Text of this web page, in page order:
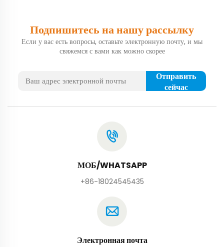
Подпишитесь на нашу рассылку
Если у вас есть вопросы, оставьте электронную почту, и мы
свяжемся с вами как можно скорее
Отправить
сейчас
МОБ/WHATSAPP
+86-18024545435
Электронная почта